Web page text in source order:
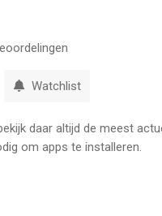
Watchlist
daar altijd de meest
om apps te installeren.